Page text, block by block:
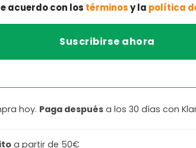
acuerdo con los términosy la política
hoy. Paga después a los 30 días con
a partir de 50€